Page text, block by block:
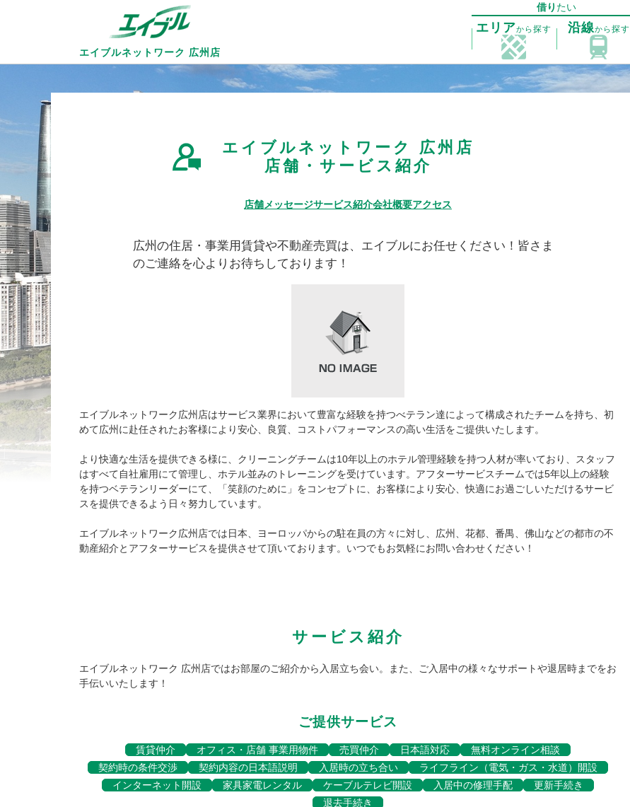
エイブルネットワーク 広州店
借り たい
エリアから探す 沿線から探す
エイブルネットワーク 広州店
店舗・サービス紹介
店舗メッセージサービス紹介会社概要アクセス
広州の住居・事業用賃貸や不動産売買は、エイブルにお任せください！皆さま
のご連絡を心よりお待ちしております！
エイブルネットワーク広州店はサービス業界において豊富な経験を持つべテラン達によって構成されたチームを持ち、初
めて広州に赴任されたお客様により安心、良質、コストパフォーマンスの高い生活をご提供いたします。
より快適な生活を提供できる様に、クリーニングチームは10年以上のホテル管理経験を持つ人材が率いており、スタッフ
はすべて自社雇用にて管理し、ホテル並みのトレーニングを受けています。アフターサービスチームでは5年以上の経験
を持つベテランリーダーにて、「笑顔のために」をコンセプトに、お客様により安心、快適にお過ごしいただけるサービ
スを提供できるよう日々努力しています。
エイブルネットワーク広州店では日本、ヨーロッパからの駐在員の方々に対し、広州、花都、番禺、佛山などの都市の不
動産紹介とアフターサービスを提供させて頂いております。いつでもお気軽にお問い合わせください！
サービス紹介
エイブルネットワーク 広州店ではお部屋のご紹介から入居立ち会い。また、ご入居中の様々なサポートや退居時までをお
手伝いいたします！
ご提供サービス
賃貸仲介 オフィス・店舗 事業用物件 売買仲介 日本語対応
無料オンライン相談
契約時の条件交渉
契約内容の日本語説明 入居時の立ち合い
ライフライン（電気・ガス・水道）開設
インターネット開設
家具家電レンタル ケーブルテレビ開設 入居中の修理手配
更新手続き
退去手続き